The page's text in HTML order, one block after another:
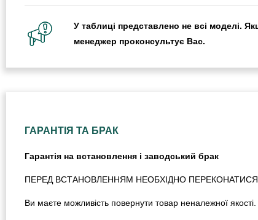
У таблиці представлено не всі моделі.
менеджер проконсультує Вас.
ГАРАНТІЯ ТА БРАК
Гарантія на встановлення і заводський брак
ПЕРЕД ВСТАНОВЛЕННЯМ НЕОБХІДНО ПЕРЕКОНАТИСЯ
Ви маєте можливість повернути товар неналежної якості.